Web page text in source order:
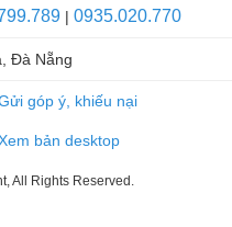
| 0935.020.770
Đà Nẵng
góp ý, khiếu nại
bản desktop
All Rights Reserved.